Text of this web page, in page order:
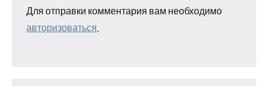
Для отправки комментария вам необходимо
авторизоваться